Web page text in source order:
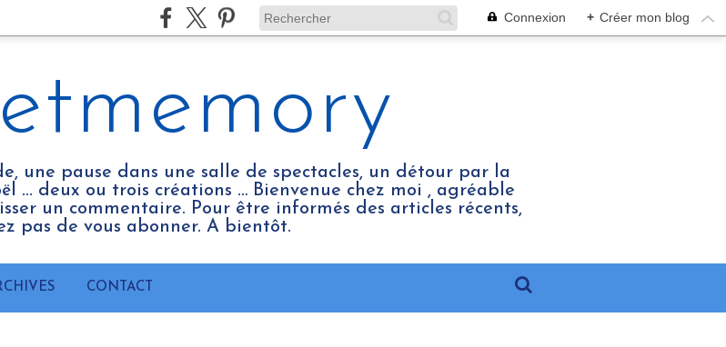
Connexion + Créer mon blog
une pause dans une salle de spectacles, un détour par la
... deux ou trois créations … Bienvenue chez moi , agréable
un commentaire. Pour être informés des articles récents,
pas de vous abonner. A bientôt.
CONTACT